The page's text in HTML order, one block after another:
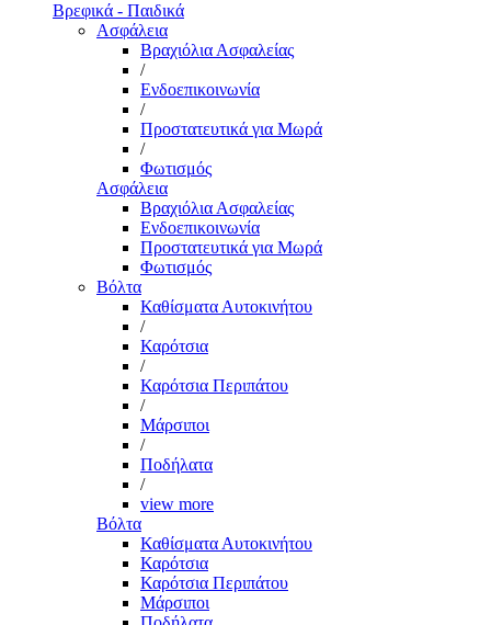
Βρεφικά - Παιδικά
Ασφάλεια
Βραχιόλια Ασφαλείας
/
Ενδοεπικοινωνία
/
Προστατευτικά για Μωρά
/
Φωτισμός
Ασφάλεια
Βραχιόλια Ασφαλείας
Ενδοεπικοινωνία
Προστατευτικά για Μωρά
Φωτισμός
Βόλτα
Καθίσματα Αυτοκινήτου
/
Καρότσια
/
Καρότσια Περιπάτου
/
Μάρσιποι
/
Ποδήλατα
/
view more
Βόλτα
Καθίσματα Αυτοκινήτου
Καρότσια
Καρότσια Περιπάτου
Μάρσιποι